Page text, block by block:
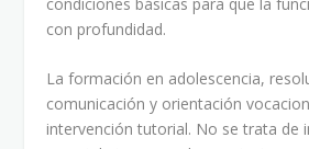
con profundidad.
La formación en adolescencia,
comunicación y orientación
intervención tutorial. No se trata de